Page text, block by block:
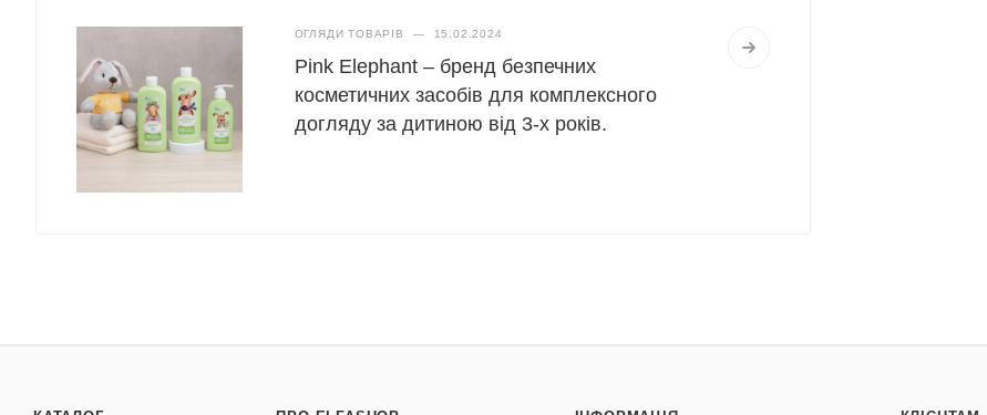
ОГЛЯДИ ТОВАРІВ — 15.02.2024
Pink Elephant – бренд безпечних
косметичних засобів для комплексного
догляду за дитиною від 3-х років.